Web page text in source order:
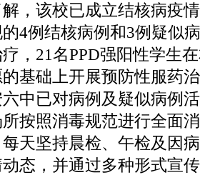
该校已成立结核病疫情
4例结核病例和3例疑似
，21名PPD强阳性学生
基础上开展预防性服药
已对病例及疑似病例活
按照消毒规范进行全面
天坚持晨检、午检及因
态，并通过多种形式宣